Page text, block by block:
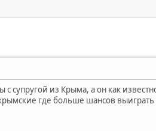
из Крыма, а он как
где больше шансов